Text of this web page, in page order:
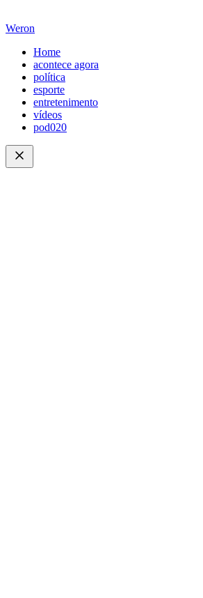
Weron
Home
acontece agora
política
esporte
entretenimento
vídeos
pod020